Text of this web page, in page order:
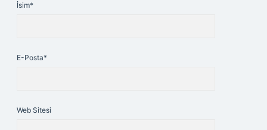
İsim*
E-Posta*
Web Sitesi